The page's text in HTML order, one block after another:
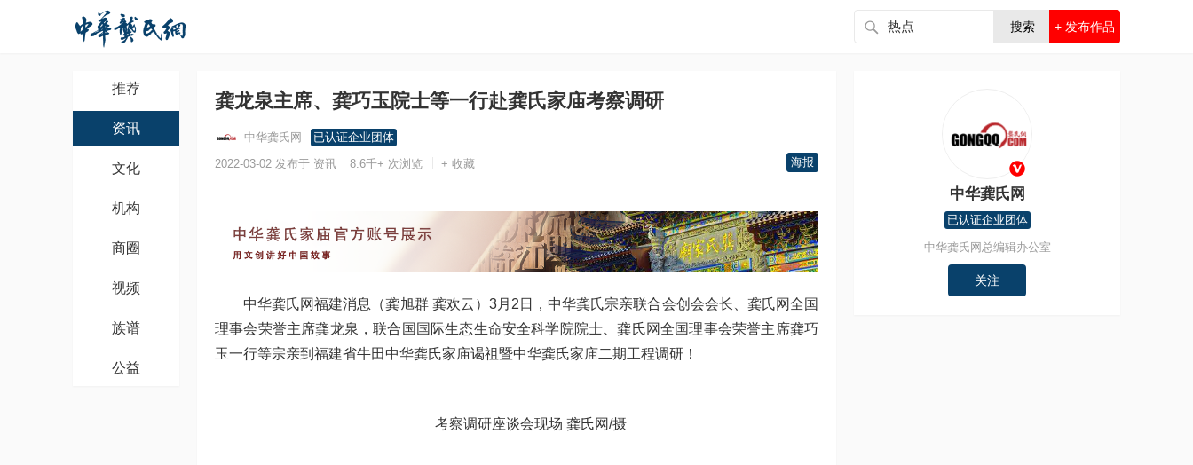
搜索 + 发布作品
推荐
资讯
文化
机构
商圈
视频
族谱
公益
龚龙泉主席、龚巧玉院士等一行赴龚氏家庙考察调研
中华龚氏网
已认证企业团体
2022-03-02 发布于 资讯
8.6千+ 次浏览 + 收藏 海报
中华龚氏网福建消息（龚旭群 龚欢云）3月2日，中华龚氏宗亲联合会创会会长、龚氏网全国
理事会荣誉主席龚龙泉，联合国国际生态生命安全科学院院士、龚氏网全国理事会荣誉主席龚巧
玉一行等宗亲到福建省牛田中华龚氏家庙谒祖暨中华龚氏家庙二期工程调研！
考察调研座谈会现场 龚氏网/摄
中华龚氏网
已认证企业团体
中华龚氏网总编辑办公室
关注